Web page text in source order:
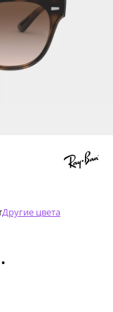
Другие цвета